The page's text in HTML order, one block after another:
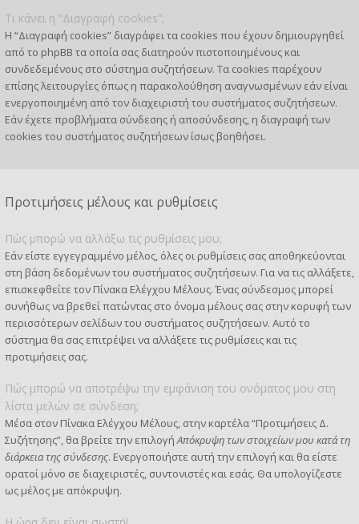
Τι κάνει η “Διαγραφή cookies”;
Η “Διαγραφή cookies” διαγράφει τα cookies που έχουν δημιουργηθεί
από το phpBB τα οποία σας διατηρούν πιστοποιημένους και
συνδεδεμένους στο σύστημα συζητήσεων. Τα cookies παρέχουν
επίσης λειτουργίες όπως η παρακολούθηση αναγνωσμένων εάν είναι
ενεργοποιημένη από τον διαχειριστή του συστήματος συζητήσεων.
Εάν έχετε προβλήματα σύνδεσης ή αποσύνδεσης, η διαγραφή των
cookies του συστήματος συζητήσεων ίσως βοηθήσει.
Προτιμήσεις μέλους και ρυθμίσεις
Πώς μπορώ να αλλάξω τις ρυθμίσεις μου;
Εάν είστε εγγεγραμμένο μέλος, όλες οι ρυθμίσεις σας αποθηκεύονται
στη βάση δεδομένων του συστήματος συζητήσεων. Για να τις αλλάξετε,
επισκεφθείτε τον Πίνακα Ελέγχου Μέλους. Ένας σύνδεσμος μπορεί
συνήθως να βρεθεί πατώντας στο όνομα μέλους σας στην κορυφή των
περισσότερων σελίδων του συστήματος συζητήσεων. Αυτό το
σύστημα θα σας επιτρέψει να αλλάξετε τις ρυθμίσεις και τις
προτιμήσεις σας.
Πώς μπορώ να αποτρέψω την εμφάνιση του ονόματος μου στη
λίστα μελών σε σύνδεση;
Μέσα στον Πίνακα Ελέγχου Μέλους, στην καρτέλα “Προτιμήσεις Δ.
Συζήτησης”, θα βρείτε την επιλογήΑπόκρυψη των στοιχείων μου κατά τη
διάρκεια της σύνδεσης. Ενεργοποιήστε αυτή την επιλογή και θα είστε
ορατοί μόνο σε διαχειριστές, συντονιστές και εσάς. Θα υπολογίζεστε
ως μέλος με απόκρυψη.